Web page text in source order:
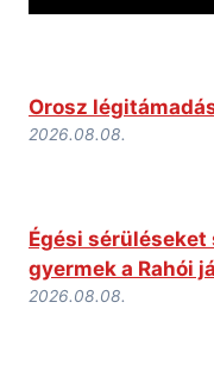
Orosz
2026.08.08.
Égési sérüléseket
gyermek a Rahói
2026.08.08.